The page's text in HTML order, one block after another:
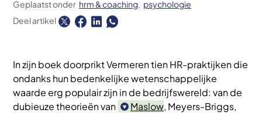
Geplaatst onder hrm & coaching psychologie
Deel artikel
In zijn boek doorprikt Vermeren tien HR-praktijken die
ondanks hun bedenkelijke wetenschappelijke
waarde erg populair zijn in de bedrijfswereld: van de
dubieuze theorieën van
Maslow, Meyers-Briggs,